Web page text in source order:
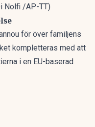
Nolfi /AP-TT)
för över familjens
kompletteras med att
i en EU-baserad